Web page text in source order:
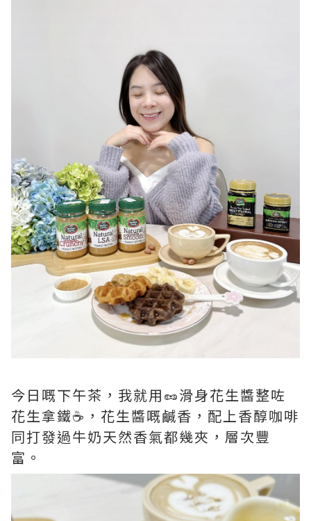
今日嘅下午茶，我就用🥜滑身花生醬整咗
花生拿鐵☕️，花生醬嘅鹹香，配上香醇咖啡
同打發過牛奶天然香氣都幾夾，層次豐
富。